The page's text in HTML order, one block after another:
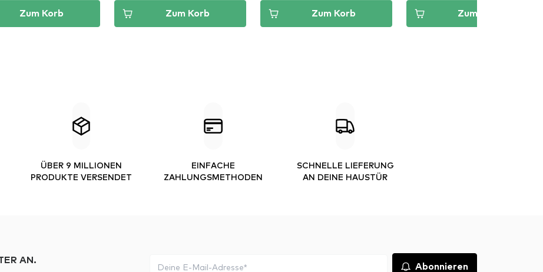
Zum Korb Zum Korb Zum Korb Zum Korb
ÜBER 9 MILLIONEN
PRODUKTE VERSENDET
EINFACHE
ZAHLUNGSMETHODEN
SCHNELLE LIEFERUNG
AN DEINE HAUSTÜR
AN.
Abonnieren